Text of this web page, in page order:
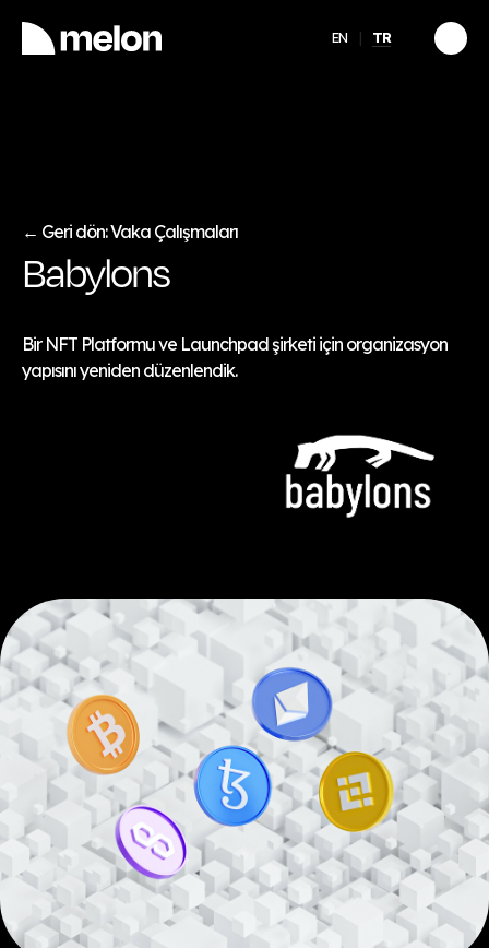
EN TR
ÖNE ÇIKAN
Keşfet→
← Geri dön: Vaka Çalışmaları
Babylons
Bir NFT Platformu ve Launchpad şirketi için organizasyon
yapısını yeniden düzenlendik.